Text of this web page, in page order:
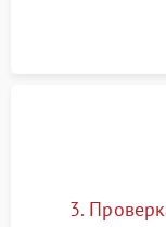
3.